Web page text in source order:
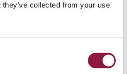
collected from your use
på
er det avgjørende å
strategisk måte. Investeringer